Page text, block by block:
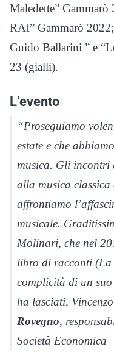
Maledette”
RAI” Gammarò
Guido Ballarini ” e
23 (gialli).
L’evento
“Proseguiamo
estate e che
musica. Gli incontri
alla musica classica
affrontiamo
musicale.
Molinari, che nel
libro di racconti (La
complicità di un
ha lasciati,
Rovegno,
Società Economica